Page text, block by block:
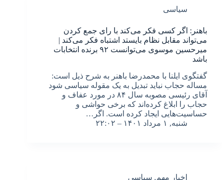
سیاسی
باهنر: اگر کسی فکر می‌کند با رای جمع کردن
می‌تواند مقابل نظام بایستد اشتباه فکر می‌کند |
میرحسین موسوی می‌توانست ۹۲ برنده انتخابات
باشد
گفتگوی ایلنا با محمدرضا باهنر به شرح ذیل است:
مساله حجاب نباید تبدیل به یک مقوله سیاسی شود
آقای رئیسی مصوبه سال ۸۴ در مورد عفاف و
حجاب را ابلاغ کرده‌اند که برخی حواشی و
حساسیت‌هایی ایجاد کرده است. اگر…
شنبه, ۱ مرداد ۱۴۰۱ – ۲۲:۰۲
اخبار مهم, سیاسی